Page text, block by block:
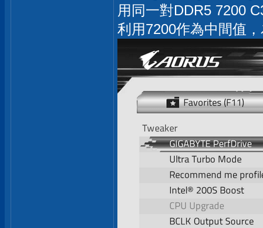
用同一對DDR5 7200
利用7200作為中間值